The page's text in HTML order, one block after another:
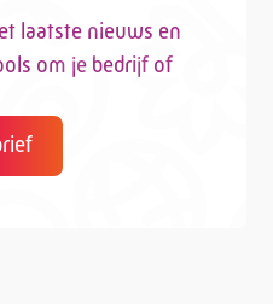
laatste nieuws en
om je bedrijf of